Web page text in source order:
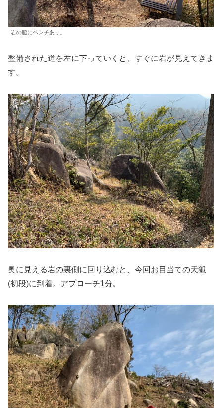
岩の脇にベンチあり。
整備された道を左に下っていくと、すぐに岩が見えてきま
す。
奥に見える岩の裏側に回り込むと、今回お目当ての天狐
(初段)に到着。アプローチ1分。